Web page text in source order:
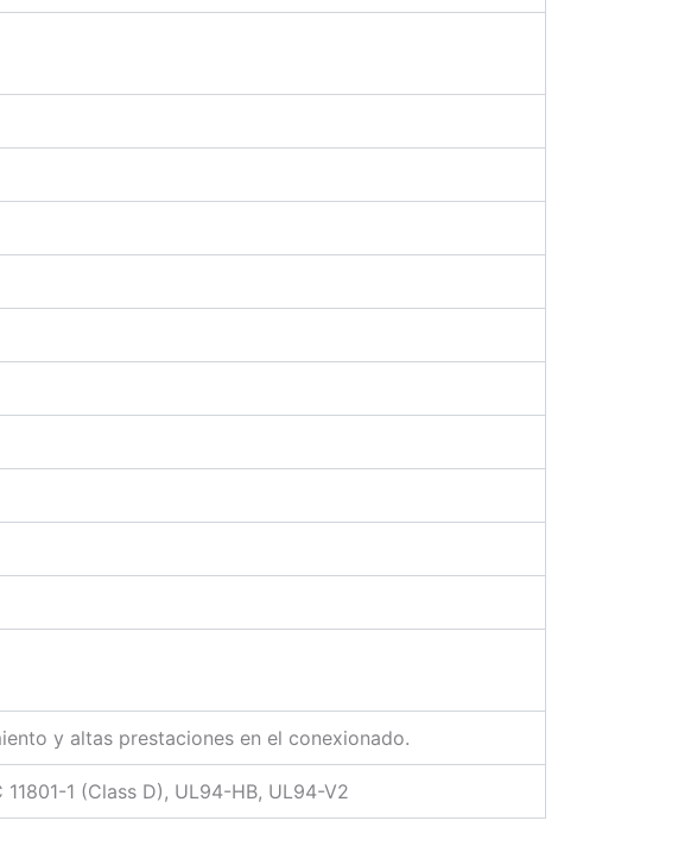
y altas prestaciones en el conexionado.
1 (Class D), UL94-HB, UL94-V2